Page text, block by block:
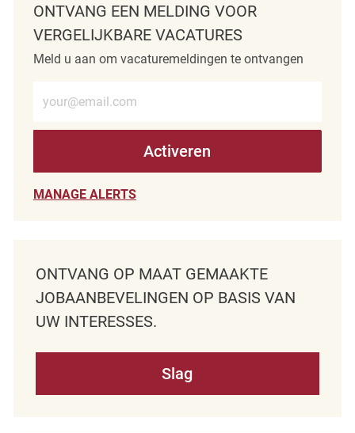
ONTVANG EEN MELDING VOOR
VERGELIJKBARE VACATURES
Meld u aan om vacaturemeldingen te ontvangen
Activeren
MANAGE ALERTS
ONTVANG OP MAAT GEMAAKTE
JOBAANBEVELINGEN OP BASIS VAN
UW INTERESSES.
Slag